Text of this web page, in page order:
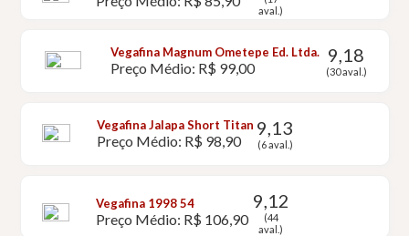
aval.)
Vegafina Magnum Ometepe Ed. Ltda.
Preço Médio: R$ 99,00
9,18
(30 aval.)
Vegafina Jalapa Short Titan
Preço Médio: R$ 98,90
9,13
(6 aval.)
Vegafina 1998 54
Preço Médio: R$ 106,90
9,12
(44
aval.)